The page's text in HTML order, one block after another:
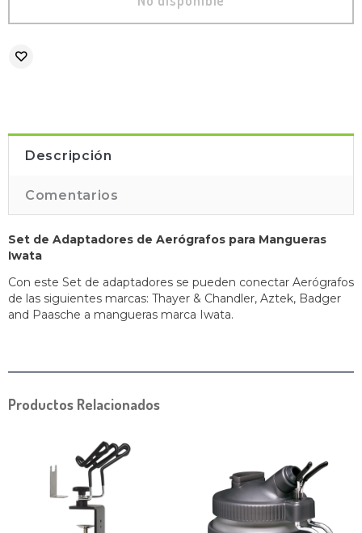
Descripción
Comentarios
Set de Adaptadores de Aerógrafos para Mangueras
Iwata
Con este Set de adaptadores se pueden conectar Aerógrafos
de las siguientes marcas: Thayer & Chandler, Aztek, Badger
and Paasche a mangueras marca Iwata.
Productos Relacionados